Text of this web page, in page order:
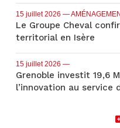
15 juillet 2026 —
Le Groupe Cheval
territorial en Isère
15 juillet 2026 —
Grenoble investit 19,6
l’innovation au service